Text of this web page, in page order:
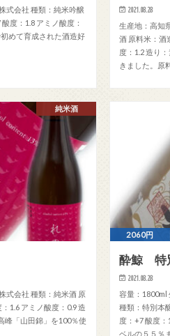
式会社 種類：純米吟醸
度：1.8 アミノ酸度：
めて育成された酒造好
2021.08.28
生産地：高知
酒 原料米：酒
度：1.2 造り
きました。原
純米酒
式会社 種類：純米酒 原
1.6 アミノ酸度：0.9 造
峰「山田錦」を100％使
2060円
酔鯨 特
2021.08.28
容量：1800ml
種類：特別本
度：+7 酸度
ベルの５５％